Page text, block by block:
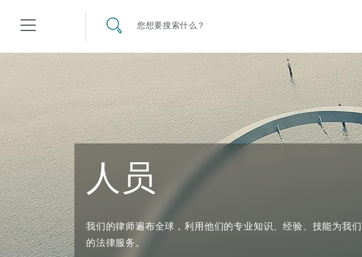
航空 Business Jets
Carrier Liability
Commerical Dispute Resolution
企业与咨询
商业
公司
企业、商业与合规保险
争议解决
Commercial Arbitration
Commercial Disputes
Commercial Litigation
Energy & Natural Resources
Marine
Trade & Commodities
Bermuda Form
Casualty
Corporate, Commercial & Compliance
Insurance
Construction Disputes
环境保护法
基础设施
Anti-Bribery & Corruption
Compliance
External Investigations
气候变化
Clyde Code
Clyde & Co Newton - 解锁智能索赔新模式
开罗
开普敦
达累斯萨拉姆
曼谷
北京
布里斯班
加拉加斯
墨西哥城
里约热内卢
阿布扎比
开罗
多哈
亚特兰大
波士顿
卡尔加里
阿伯丁
贝尔法斯特
伯明翰
目录
其礼律所事务所
搜寻网站您想要搜索什么？
人员
我们的律师遍布全球，利用他们的专业知识、经验、技能为我
的法律服务。